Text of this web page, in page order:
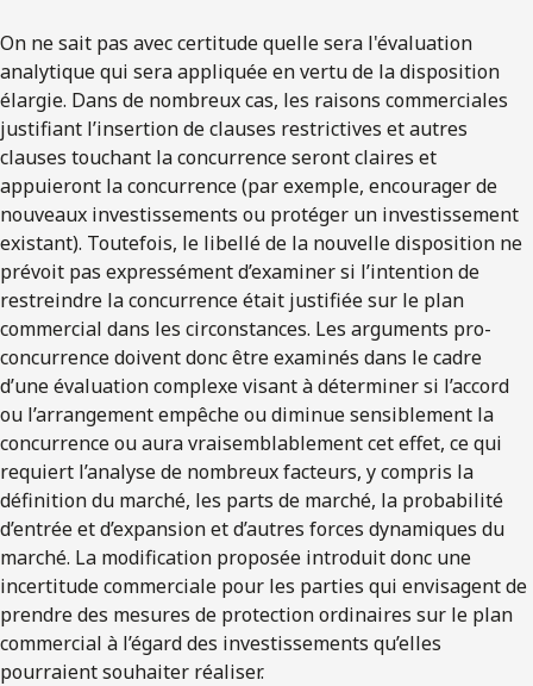
On ne sait pas avec certitude quelle sera l'évaluation
analytique qui sera appliquée en vertu de la disposition
élargie. Dans de nombreux cas, les raisons commerciales
justifiant l’insertion de clauses restrictives et autres
clauses touchant la concurrence seront claires et
appuieront la concurrence (par exemple, encourager de
nouveaux investissements ou protéger un investissement
existant). Toutefois, le libellé de la nouvelle disposition ne
prévoit pas expressément d’examiner si l’intention de
restreindre la concurrence était justifiée sur le plan
commercial dans les circonstances. Les arguments pro-
concurrence doivent donc être examinés dans le cadre
d’une évaluation complexe visant à déterminer si l’accord
ou l’arrangement empêche ou diminue sensiblement la
concurrence ou aura vraisemblablement cet effet, ce qui
requiert l’analyse de nombreux facteurs, y compris la
définition du marché, les parts de marché, la probabilité
d’entrée et d’expansion et d’autres forces dynamiques du
marché. La modification proposée introduit donc une
incertitude commerciale pour les parties qui envisagent de
prendre des mesures de protection ordinaires sur le plan
commercial à l’égard des investissements qu’elles
pourraient souhaiter réaliser.